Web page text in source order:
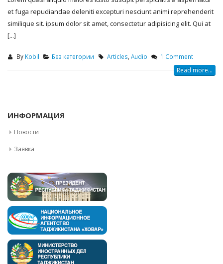
et fuga repudiandae deleniti excepturi nesciunt animi reprehenderit
similique sit. ipsum dolor sit amet, consectetur adipisicing elit. Qui at
[...]
By Kobil Без категории Articles ,Audio 1 Comment
Read more...
ИНФОРМАЦИЯ
Новости
Заявка